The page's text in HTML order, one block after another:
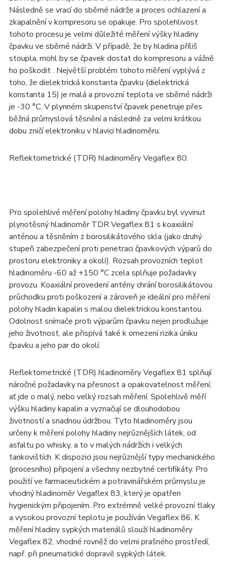
Následně se vrací do sběrné nádrže a proces ochlazení a
zkapalnění v kompresoru se opakuje. Pro spolehlivost
tohoto procesu je velmi důležité měření výšky hladiny
čpavku ve sběrné nádrži. V případě, že by hladina příliš
stoupla, mohl by se čpavek dostat do kompresoru a vážně
ho poškodit . Největší problém tohoto měření vyplývá z
toho, že dielektrická konstanta čpavku (dielektrická
konstanta 15) je malá a provozní teplota ve sběrné nádrži
je -30 °C. V plynném skupenství čpavek penetruje přes
běžná průmyslová těsnění a následně za velmi krátkou
dobu zničí elektroniku v hlavici hladinoměru.
Reflektometrické (TDR) hladinoměry Vegaflex 80.
Pro spolehlivé měření polohy hladiny čpavku byl vyvinut
plynotěsný hladinoměr TDR Vegaflex 81 s koaxiální
anténou a těsněním z borosilikátového skla (jako druhý
stupeň zabezpečení proti penetraci čpavkových výparů do
prostoru elektroniky a okolí). Rozsah provozních teplot
hladinoměru -60 až +150 °C zcela splňuje požadavky
provozu. Koaxiální provedení antény chrání borosilikátovou
průchodku proti poškození a zároveň je ideální pro měření
polohy hladin kapalin s malou dielektrickou konstantou.
Odolnost snímače proti výparům čpavku nejen prodlužuje
jeho životnost, ale přispívá také k omezení rizika úniku
čpavku a jeho par do okolí.
Reflektometrické (TDR) hladinoměry Vegaflex 81 splňují
náročné požadavky na přesnost a opakovatelnost měření,
ať jde o malý, nebo velký rozsah měření. Spolehlivě měří
výšku hladiny kapalin a vyznačují se dlouhodobou
životností a snadnou údržbou. Tyto hladinoměry jsou
určeny k měření polohy hladiny nejrůznějších látek, od
asfaltu po whisky, a to v malých nádržích i velkých
tankovištích. K dispozici jsou nejrůznější typy mechanického
(procesního) připojení a všechny nezbytné certifikáty. Pro
použití ve farmaceutickém a potravinářském průmyslu je
vhodný hladinoměr Vegaflex 83, který je opatřen
hygienickým připojením. Pro extrémně velké provozní tlaky
a vysokou provozní teplotu je používán Vegaflex 86. K
měření hladiny sypkých materiálů slouží hladinoměry
Vegaflex 82, vhodné rovněž do velmi prašného prostředí,
např. při pneumatické dopravě sypkých látek.